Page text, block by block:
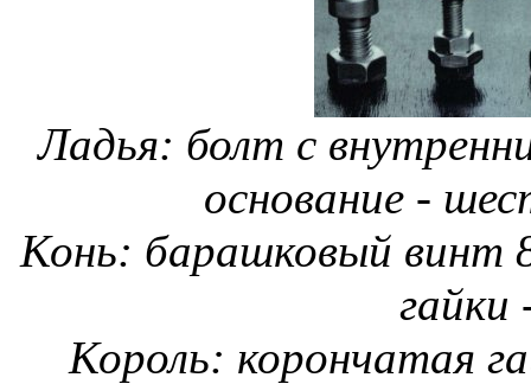
Ладья: болт с
основание -
Конь: барашковый винт
гайки
Король: корончатая